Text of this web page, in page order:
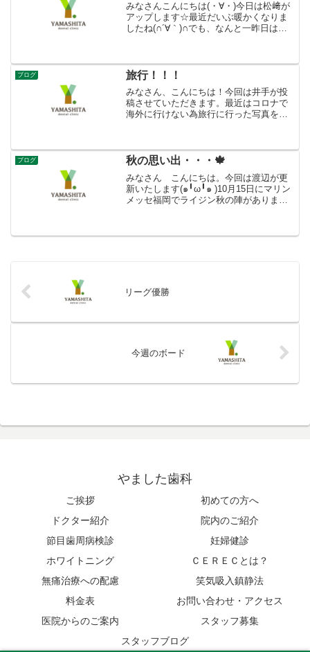
みなさんこんにちは(・∀・)今日は松﨑が
アップします☆最近だいぶ暖かくなりま
したね(∩´∀｀)∩でも、なんと一昨日は、
(´・ω・｀)先日、子供たちと美容室へ
(*'▽')...
ブログ 旅行！！！
みなさん、こんにちは！今回は井手が投
稿させていただきます。最近はコロナで
海外に行けない為旅行に行った写真を見
のパン屋な...
ブログ 秋の思い出・・・🍁
みなさん こんにちは。今回は渡辺が更
新いたします(๑╹ω╹๑ )10月15日にマリン
メッセ福岡でライジン秋の陣がありまし
リーグ優勝
今週のボード
やました歯科
ご挨拶
初めての方へ
ドクター紹介
院内のご紹介
節目歯周病検診
妊婦健診
ホワイトニング
ＣＥＲＥＣとは？
無痛治療への配慮
笑気吸入鎮静法
料金表
お問い合わせ・アクセス
医院からのご案内
スタッフ募集
スタッフブログ